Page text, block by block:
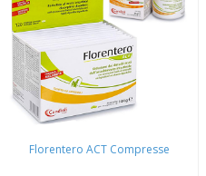
Florentero ACT Compresse